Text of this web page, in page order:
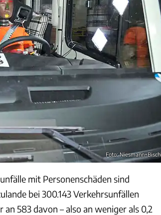
Foto:
mit Personenschäden sind
bei 300.143 Verkehrsunfällen
583 davon – also an weniger als 0,2